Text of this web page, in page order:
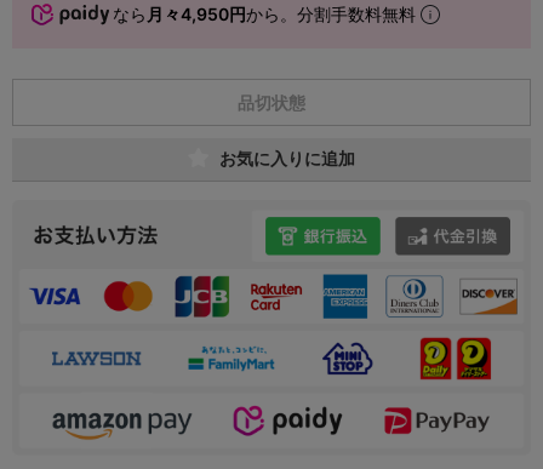
なら 月々4,950円から。分割手数料無料
品切状態
お気に入りに追加